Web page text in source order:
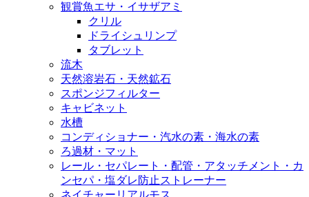
観賞魚エサ・イサザアミ
クリル
ドライシュリンプ
タブレット
流木
天然溶岩石・天然鉱石
スポンジフィルター
キャビネット
水槽
コンディショナー・汽水の素・海水の素
ろ過材・マット
レール・セパレート・配管・アタッチメント・カ
ンセパ・塩ダレ防止ストレーナー